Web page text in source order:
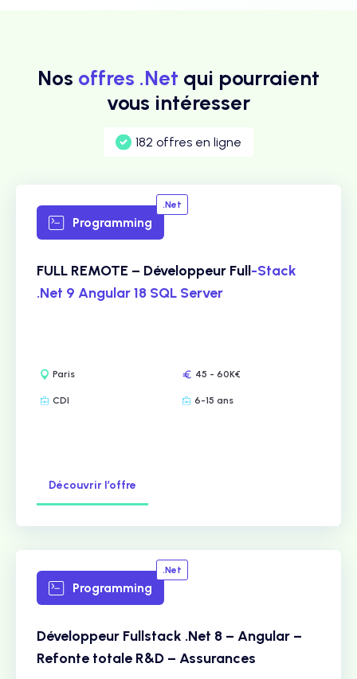
Nos offres .Net qui pourraient
vous intéresser
182 offres en ligne
Programming
.Net
FULL REMOTE – Développeur Full-Stack
.Net 9 Angular 18 SQL Server
Paris 45 - 60K€
CDI 6-15 ans
Découvrir l’offre
Programming
.Net
Développeur Fullstack .Net 8 – Angular –
Refonte totale R&D – Assurances